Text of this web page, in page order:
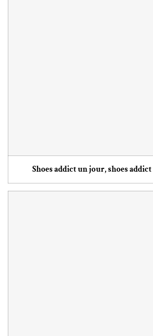
Shoes addict un jour, shoes